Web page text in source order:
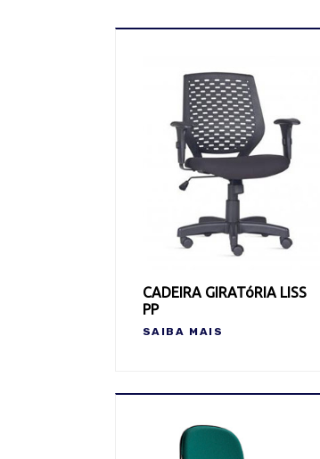
CADEIRA GIRATóRIA LISS
PP
SAIBA MAIS